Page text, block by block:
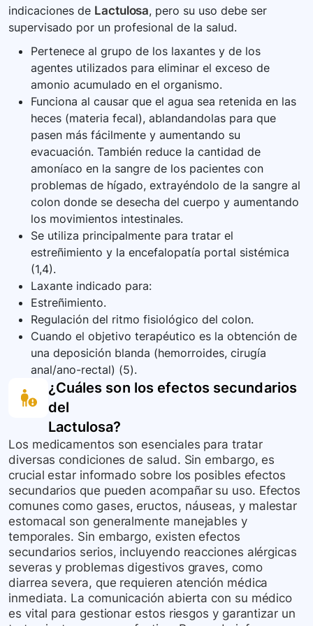
buena comunicación con su equipo de cuidado
de la salud para asegurar el mejor tratamiento
posible.
indicaciones de Lactulosa, pero su uso debe ser
supervisado por un profesional de la salud.
Pertenece al grupo de los laxantes y de los
agentes utilizados para eliminar el exceso de
amonio acumulado en el organismo.
Funciona al causar que el agua sea retenida en las
heces (materia fecal), ablandandolas para que
pasen más fácilmente y aumentando su
evacuación. También reduce la cantidad de
amoníaco en la sangre de los pacientes con
problemas de hígado, extrayéndolo de la sangre al
colon donde se desecha del cuerpo y aumentando
los movimientos intestinales.
Se utiliza principalmente para tratar el
estreñimiento y la encefalopatía portal sistémica
(1,4).
Laxante indicado para:
Estreñimiento.
Regulación del ritmo fisiológico del colon.
Cuando el objetivo terapéutico es la obtención de
una deposición blanda (hemorroides, cirugía
anal/ano-rectal) (5).
¿Cuáles son los efectos secundarios
del
Lactulosa?
Los medicamentos son esenciales para tratar
diversas condiciones de salud. Sin embargo, es
crucial estar informado sobre los posibles efectos
secundarios que pueden acompañar su uso. Efectos
comunes como gases, eructos, náuseas, y malestar
estomacal son generalmente manejables y
temporales. Sin embargo, existen efectos
secundarios serios, incluyendo reacciones alérgicas
severas y problemas digestivos graves, como
diarrea severa, que requieren atención médica
inmediata. La comunicación abierta con su médico
es vital para gestionar estos riesgos y garantizar un